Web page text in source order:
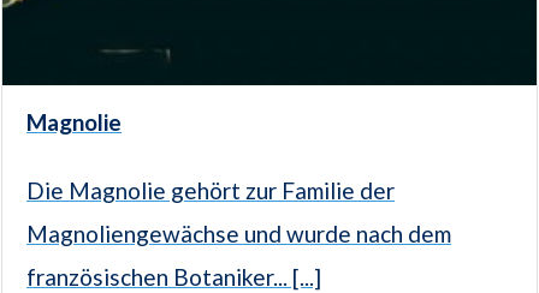
Magnolie
Die Magnolie gehört zur Familie der
Magnoliengewächse und wurde nach dem
französischen Botaniker... [...]